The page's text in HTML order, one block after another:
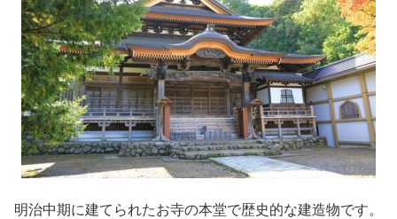
明治中期に建てられたお寺の本堂で歴史的な建造物です。